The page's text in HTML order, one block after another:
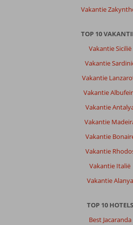
Vakantie
TOP 10
Vakantie Sicilië
Vakantie
Vakantie
Vakantie
Vakantie
Vakantie
Vakantie
Vakantie
Vakantie Italië
Vakantie Alanya
TOP 10 HOTELS
Best Jacaranda